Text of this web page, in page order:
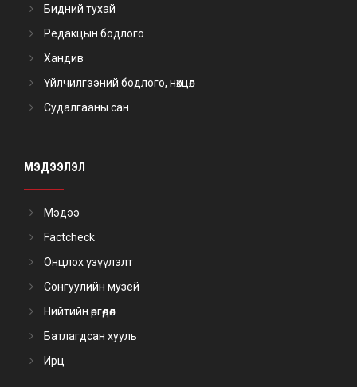
Бидний тухай
Редакцын бодлого
Хандив
Үйлчилгээний бодлого, нөхцөл
Судалгааны сан
МЭДЭЭЛЭЛ
Мэдээ
Factcheck
Онцлох үзүүлэлт
Сонгуулийн музей
Нийтийн өргөдөл
Батлагдсан хууль
Ирц